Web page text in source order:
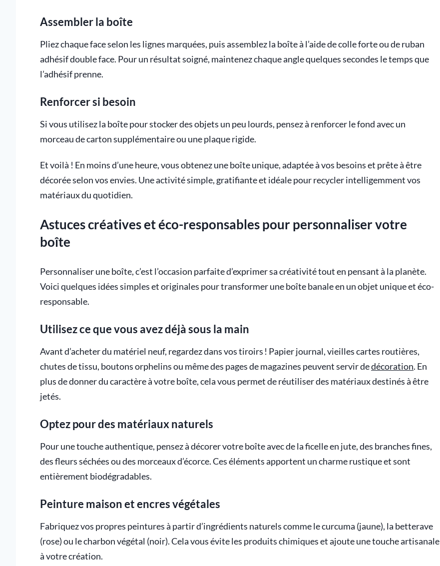
Assembler la boîte
Pliez chaque face selon les lignes marquées, puis assemblez la boîte à l’aide de colle forte ou de ruban
adhésif double face. Pour un résultat soigné, maintenez chaque angle quelques secondes le temps que
l’adhésif prenne.
Renforcer si besoin
Si vous utilisez la boîte pour stocker des objets un peu lourds, pensez à renforcer le fond avec un
morceau de carton supplémentaire ou une plaque rigide.
Et voilà ! En moins d’une heure, vous obtenez une boîte unique, adaptée à vos besoins et prête à être
décorée selon vos envies. Une activité simple, gratifiante et idéale pour recycler intelligemment vos
matériaux du quotidien.
Astuces créatives et éco-responsables pour personnaliser votre
boîte
Personnaliser une boîte, c’est l’occasion parfaite d’exprimer sa créativité tout en pensant à la planète.
Voici quelques idées simples et originales pour transformer une boîte banale en un objet unique et éco-
responsable.
Utilisez ce que vous avez déjà sous la main
Avant d’acheter du matériel neuf, regardez dans vos tiroirs ! Papier journal, vieilles cartes routières,
chutes de tissu, boutons orphelins ou même des pages de magazines peuvent servir dedécoration. En
plus de donner du caractère à votre boîte, cela vous permet de réutiliser des matériaux destinés à être
jetés.
Optez pour des matériaux naturels
Pour une touche authentique, pensez à décorer votre boîte avec de la ficelle en jute, des branches fines,
des fleurs séchées ou des morceaux d’écorce. Ces éléments apportent un charme rustique et sont
entièrement biodégradables.
Peinture maison et encres végétales
Fabriquez vos propres peintures à partir d’ingrédients naturels comme le curcuma (jaune), la betterave
(rose) ou le charbon végétal (noir). Cela vous évite les produits chimiques et ajoute une touche artisanale
à votre création.